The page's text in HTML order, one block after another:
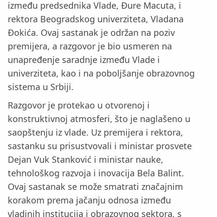
između predsednika Vlade, Đure Macuta, i
rektora Beogradskog univerziteta, Vladana
Đokića. Ovaj sastanak je održan na poziv
premijera, a razgovor je bio usmeren na
unapređenje saradnje između Vlade i
univerziteta, kao i na poboljšanje obrazovnog
sistema u Srbiji.
Razgovor je protekao u otvorenoj i
konstruktivnoj atmosferi, što je naglašeno u
saopštenju iz vlade. Uz premijera i rektora,
sastanku su prisustvovali i ministar prosvete
Dejan Vuk Stanković i ministar nauke,
tehnološkog razvoja i inovacija Bela Balint.
Ovaj sastanak se može smatrati značajnim
korakom prema jačanju odnosa između
vladinih institucija i obrazovnog sektora, s